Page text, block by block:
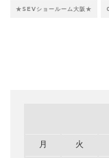
★SEVショールーム大阪★
月 火